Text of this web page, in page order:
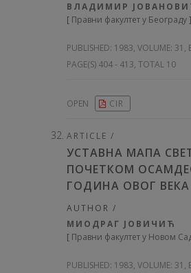
ВЛАДИМИР
[ Правни факултет у Београду]
PUBLISHED: 1983, VOLUME: 31 ,
PAGE(S) 404 - 413, TOTAL 10
OPEN CIR
ARTICLE /
УСТАВНА МАПА
ПОЧЕТКОМ
ГОДИНА ОВОГ ВЕКА
AUTHOR /
МИОДРАГ ЈОВИЧИЋ
[ Правни факултет у Новом
PUBLISHED: 1983, VOLUME: 31 ,